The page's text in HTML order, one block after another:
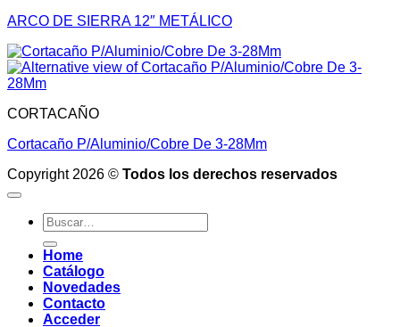
ARCO DE SIERRA 12″ METÁLICO
CORTACAÑO
Cortacaño P/Aluminio/Cobre De 3-28Mm
Copyright 2026 © Todos los derechos reservados
Buscar
por:
Home
Catálogo
Novedades
Contacto
Acceder